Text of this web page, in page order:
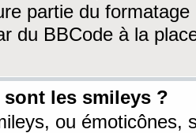
partie du
du BBCode à la
sont les smileys ?
ou émoticônes,